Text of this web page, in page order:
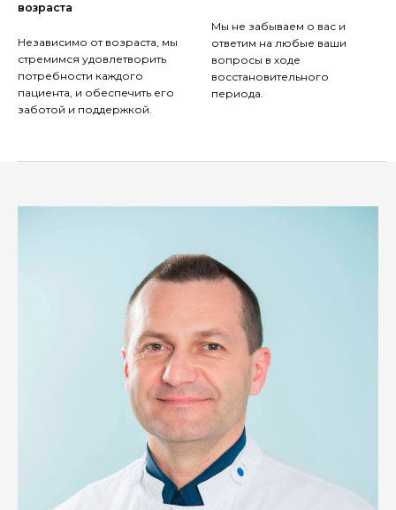
возраста
Независимо от возраста, мы
стремимся удовлетворить
потребности каждого
пациента, и обеспечить его
заботой и поддержкой.
Мы не забываем о вас и
ответим на любые ваши
вопросы в ходе
восстановительного
периода.